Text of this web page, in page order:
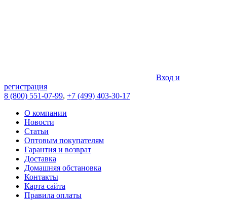
Вход и
регистрация
8 (800) 551-07-99, +7 (499) 403-30-17
О компании
Новости
Статьи
Оптовым покупателям
Гарантия и возврат
Доставка
Домашняя обстановка
Контакты
Карта сайта
Правила оплаты